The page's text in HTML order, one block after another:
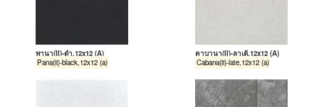
พานา(II)-ดำ,12x12 (A)
Pana(ii)-black,12x12 (a)
คาบานา(II)-ลาเต้,12x12 (A)
Cabana(ii)-late,12x12 (a)